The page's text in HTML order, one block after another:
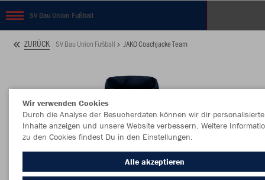
SV Bau Union Fußball
ZURÜCK SV Bau Union Fußball JAKO Coachjacke Team
Wir verwenden Cookies
Durch die Analyse der Besucherdaten können wir dir personalisierte
Inhalte anzeigen und unsere Website verbessern. Weitere
zu den Cookies findest Du in den Einstellungen.
Alle akzeptieren